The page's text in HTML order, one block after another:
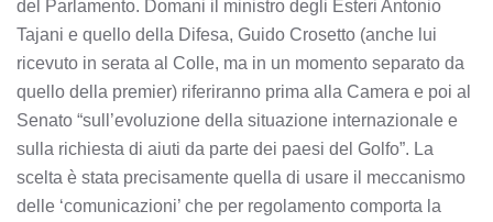
del Parlamento. Domani il ministro degli Esteri Antonio
Tajani e quello della Difesa, Guido Crosetto (anche lui
ricevuto in serata al Colle, ma in un momento separato da
quello della premier) riferiranno prima alla Camera e poi al
Senato “sull’evoluzione della situazione internazionale e
sulla richiesta di aiuti da parte dei paesi del Golfo”. La
scelta è stata precisamente quella di usare il meccanismo
delle ‘comunicazioni’ che per regolamento comporta la